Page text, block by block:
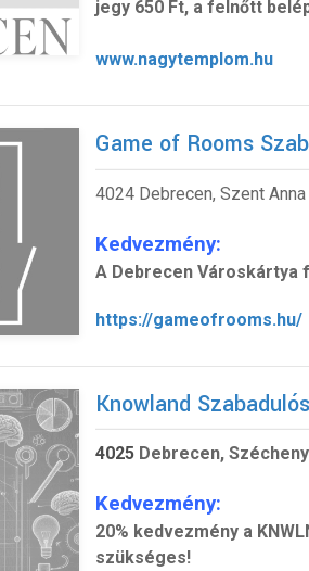
jegy 650 Ft, a felnőtt
www.nagytemplom.hu
Game of Rooms
4024 Debrecen, Szent Anna
Kedvezmény:
A Debrecen Városkártya
https://gameofrooms.hu/
Knowland
4025 Debrecen,
Kedvezmény:
20% kedvezmény a
szükséges!